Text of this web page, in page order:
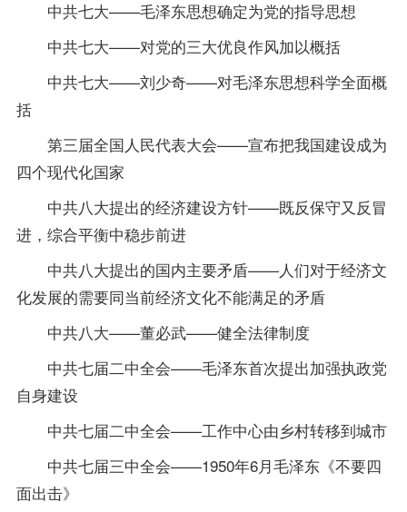
中共七大——毛泽东思想确定为党的指导思想
中共七大——对党的三大优良作风加以概括
中共七大——刘少奇——对毛泽东思想科学全面概
括
第三届全国人民代表大会——宣布把我国建设成为
四个现代化国家
中共八大提出的经济建设方针——既反保守又反冒
进，综合平衡中稳步前进
中共八大提出的国内主要矛盾——人们对于经济文
化发展的需要同当前经济文化不能满足的矛盾
中共八大——董必武——健全法律制度
中共七届二中全会——毛泽东首次提出加强执政党
自身建设
中共七届二中全会——工作中心由乡村转移到城市
中共七届三中全会——1950年6月毛泽东《不要四
面出击》